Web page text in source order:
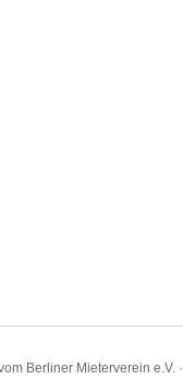
Berliner Mieterverein e.V. ·